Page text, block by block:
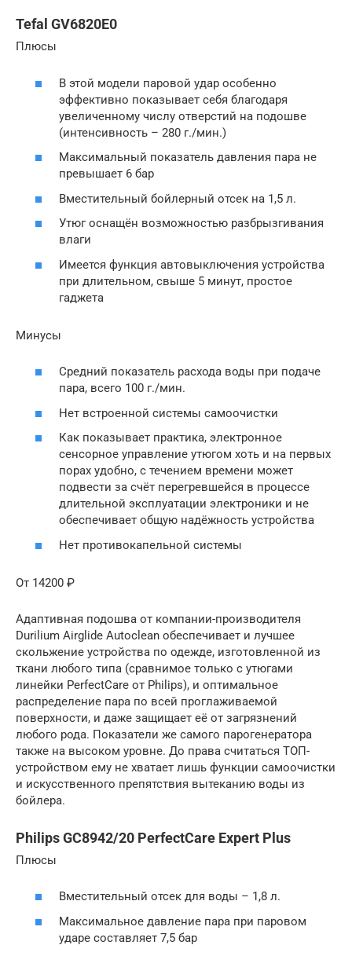
Tefal GV6820E0
Плюсы
В этой модели паровой удар особенно
эффективно показывает себя благодаря
увеличенному числу отверстий на подошве
(интенсивность – 280 г./мин.)
Максимальный показатель давления пара не
превышает 6 бар
Вместительный бойлерный отсек на 1,5 л.
Утюг оснащён возможностью разбрызгивания
влаги
Имеется функция автовыключения устройства
при длительном, свыше 5 минут, простое
гаджета
Минусы
Средний показатель расхода воды при подаче
пара, всего 100 г./мин.
Нет встроенной системы самоочистки
Как показывает практика, электронное
сенсорное управление утюгом хоть и на первых
порах удобно, с течением времени может
подвести за счёт перегревшейся в процессе
длительной эксплуатации электроники и не
обеспечивает общую надёжность устройства
Нет противокапельной системы
От 14200 ₽
Адаптивная подошва от компании-производителя
Durilium Airglide Autoclean обеспечивает и лучшее
скольжение устройства по одежде, изготовленной из
ткани любого типа (сравнимое только с утюгами
линейки PerfectCare от Philips), и оптимальное
распределение пара по всей проглаживаемой
поверхности, и даже защищает её от загрязнений
любого рода. Показатели же самого парогенератора
также на высоком уровне. До права считаться ТОП-
устройством ему не хватает лишь функции самоочистки
и искусственного препятствия вытеканию воды из
бойлера.
Philips GC8942/20 PerfectCare Expert Plus
Плюсы
Вместительный отсек для воды – 1,8 л.
Максимальное давление пара при паровом
ударе составляет 7,5 бар